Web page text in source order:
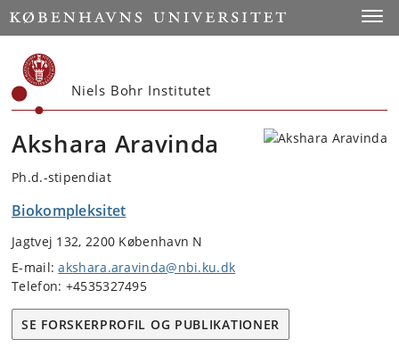
Start
Niels Bohr Institutet
Akshara Aravinda
Ph.d.-stipendiat
Biokompleksitet
Jagtvej 132, 2200 København N
E-mail:akshara.aravinda@nbi.ku.dk
Telefon: +4535327495
SE FORSKERPROFIL OG PUBLIKATIONER